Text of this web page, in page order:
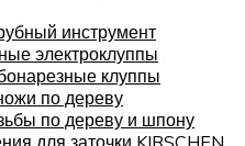
инструмент
электроклуппы
клуппы
по дереву
по дереву и шпону
для заточки KIRSCHEN